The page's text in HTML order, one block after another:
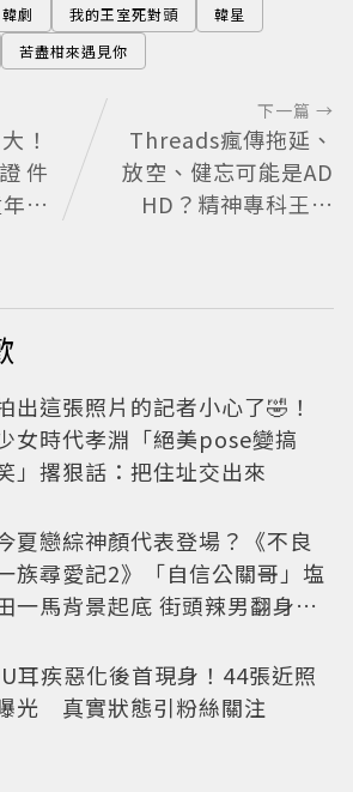
韓劇 我的王室死對頭
韓星
苦盡柑來遇見你
！
件
到
下一篇 →
Threads瘋傳拖延、
放空、健忘可能是AD
HD？精神專科王韋
出這張照片的記者小心了🤣！
女時代孝淵「絕美pose變搞
」撂狠話：把住址交出來
夏戀綜神顏代表登場？《不良
族尋愛記2》「自信公關哥」塩
一馬背景起底 街頭辣男翻身當
耳疾惡化後首現身！44張近照
光 真實狀態引粉絲關注